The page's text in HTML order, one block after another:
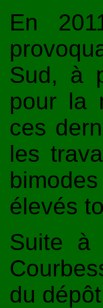
En
Sud, à
pour la
ces
les
élevés
Suite à
du